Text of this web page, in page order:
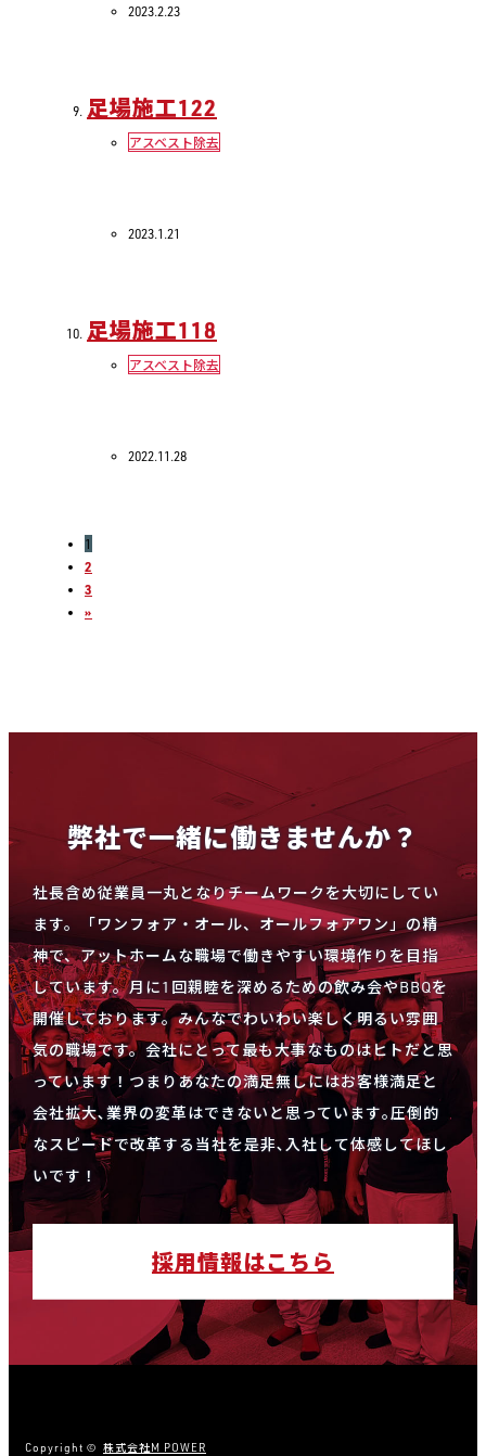
2023.2.23
足場施工122
アスベスト除去
2023.1.21
足場施工118
アスベスト除去
2022.11.28
1
2
3
»
弊社で一緒に働きませんか？
社長含め従業員一丸となりチームワークを大切にしてい
ます。「ワンフォア・オール、オールフォアワン」の精
神で、アットホームな職場で働きやすい環境作りを目指
しています。月に1回親睦を深めるための飲み会やBBQを
開催しております。みんなでわいわい楽しく明るい雰囲
気の職場です。会社にとって最も大事なものはヒトだと思
っています！つまりあなたの満足無しにはお客様満足と
会社拡大､業界の変革はできないと思っています｡圧倒的
なスピードで改革する当社を是非､入社して体感してほし
いです！
採用情報はこちら
Copyright © 株式会社M POWER